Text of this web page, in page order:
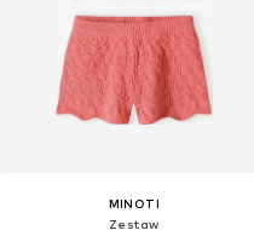
MINOTI
Zestaw